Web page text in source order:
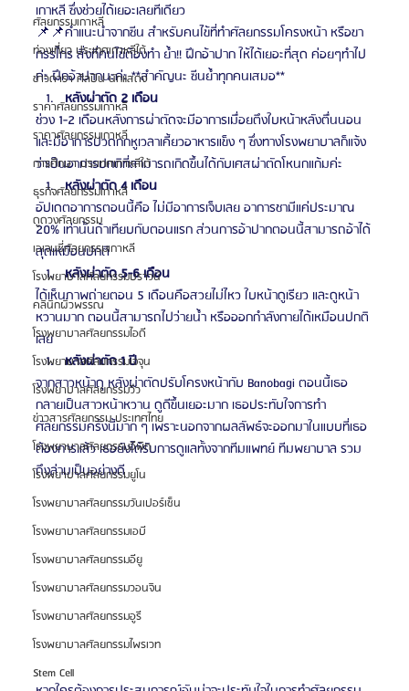
ศัลยกรรมเกาหลี
ท่องเที่ยว ประเทศเกาหลีใต้
ข่าวดารา ศิลปิน นักแสดง
ราคาศัลยกรรมเกาหลี
ราคาศัลยกรรมเกาหลี
การศึกษา ประเทศเกาหลีใต้
ธุรกิจศัลยกรรมเกาหลี
ดูดวงศัลยกรรม
เอเจนซี่ศัลยกรรมเกาหลี
โรงพยาบาลศัลยกรรมบราวน์
คลินิกผิวพรรณ
โรงพยาบาลศัลยกรรมไอดี
โรงพยาบาลศัลยกรรมเจจุน
โรงพยาบาลศัลยกรรมวิว
ข่าวสารศัลยกรรม ประเทศไทย
โรงพยาบาลศัลยกรรมอีพิก
โรงพยาบาลศัลยกรรมยูโน
โรงพยาบาลศัลยกรรมวันเปอร์เซ็น
โรงพยาบาลศัลยกรรมเอบี
โรงพยาบาลศัลยกรรมอียู
โรงพยาบาลศัลยกรรมวอนจิน
โรงพยาบาลศัลยกรรมอูรี
โรงพยาบาลศัลยกรรมไพรเวท
Stem Cell
เกาหลี ซึ่งช่วยได้เยอะเลยทีเดียว
📌📌คำแนะนำจากซีน สำหรับคนไข้ที่ทำศัลยกรรมโครงหน้า หรือขา
กรรไกร สิ่งที่คนไข้ต้องทำ ย้ำ!! ฝึกอ้าปาก ให้ได้เยอะที่สุด ค่อยๆทำไป
ค่ะ ฝึกอ้าปากนะค่ะ **สำคัญนะ ซีนย้ำทุกคนเสมอ**
หลังผ่าตัด 2 เดือน
ช่วง 1-2 เดือนหลังการผ่าตัดจะมีอาการเมื่อยตึงใบหน้าหลังตื่นนอน
และมีอาการปวดกกหูเวลาเคี้ยวอาหารแข็ง ๆ ซึ่งทางโรงพยาบาลก็แจ้ง
ว่าเป็นอาการปกติที่สามารถเกิดขึ้นได้กับเศสผ่าตัดโหนกแก้มค่ะ
หลังผ่าตัด 4 เดือน
อัปเดตอาการตอนนี้คือ ไม่มีอาการเจ็บเลย อาการชามีแค่ประมาณ
20% เท่านั้นถ้าเทียบกับตอนแรก ส่วนการอ้าปากตอนนี้สามารถอ้าได้
สุดเหมือนปกติ
หลังผ่าตัด 5-6 เดือน
ได้เห็นภาพถ่ายตอน 5 เดือนคือสวยไม่ไหว ใบหน้าดูเรียว และดูหน้า
หวานมาก ตอนนี้สามารถไปว่ายน้ำ หรือออกกำลังกายได้เหมือนปกติ
เลย
หลังผ่าตัด 1 ปี
จากสาวหน้าดุ หลังผ่าตัดปรับโครงหน้ากับ Banobagi ตอนนี้เธอ
กลายเป็นสาวหน้าหวาน ดูดีขึ้นเยอะมาก เธอประทับใจการทำ
ศัลยกรรมครั้งนี้มาก ๆ เพราะนอกจากผลลัพธ์จะออกมาในแบบที่เธอ
ต้องการแล้ว เธอยังได้รับการดูแลทั้งจากทีมแพทย์ ทีมพยาบาล รวม
ถึงล่ามเป็นอย่างดี